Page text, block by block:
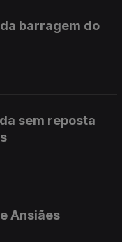
barragem do
sem reposta
Ansiães